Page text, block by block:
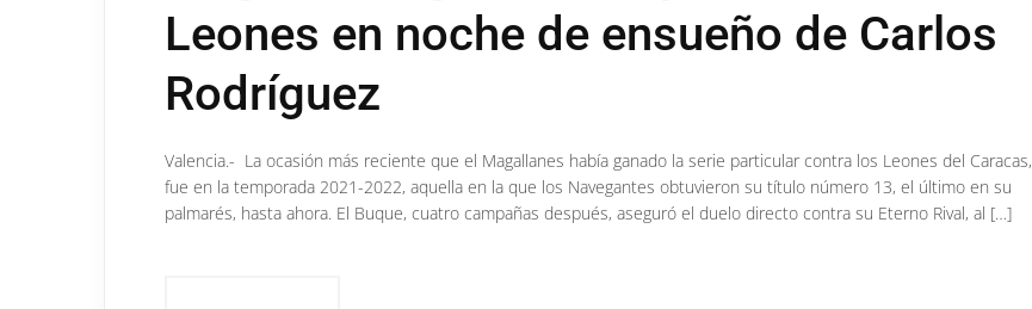
Leones en noche de ensueño de Carlos
Rodríguez
Valencia.- La ocasión más reciente que el Magallanes había ganado la serie particular contra los Leones del Caracas,
fue en la temporada 2021-2022, aquella en la que los Navegantes obtuvieron su título número 13, el último en su
palmarés, hasta ahora. El Buque, cuatro campañas después, aseguró el duelo directo contra su Eterno Rival, al […]